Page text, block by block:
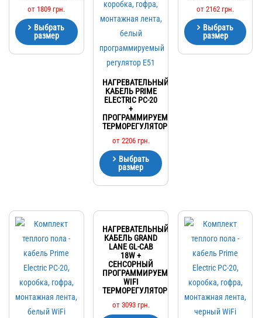
от 1809 грн.
Выбрать
размер
НАГРЕВАТЕЛЬНЫЙ
КАБЕЛЬ PRIME
ELECTRIC PC-20
+
ПРОГРАММИРУЕМЫЙ
ТЕРМОРЕГУЛЯТОР
от 2206 грн.
Выбрать
размер
от2162 грн.
Выбрать
размер
НАГРЕВАТЕЛЬНЫЙ
КАБЕЛЬ GRAND
LANE GL-CAB
18W +
СЕНСОРНЫЙ
ПРОГРАММИРУЕМЫЙ
WIFI
ТЕРМОРЕГУЛЯТОР
от 3093 грн.